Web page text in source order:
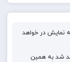
نمایش در خواهد
شد به همین